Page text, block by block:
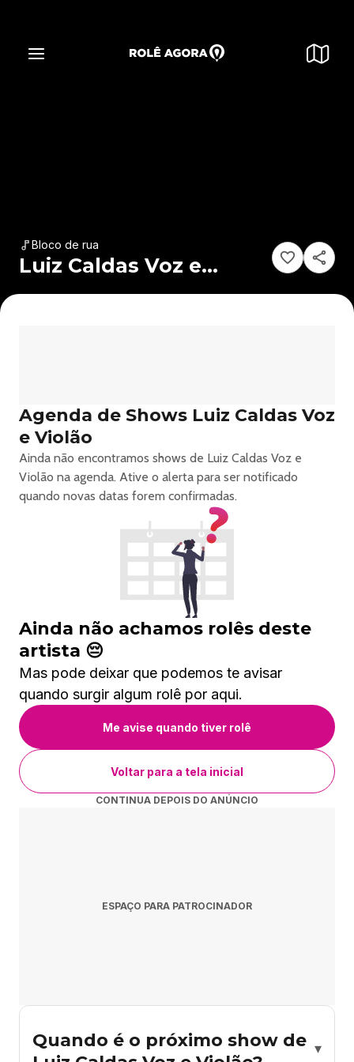
Bloco de rua
Luiz Caldas Voz e
Violão
Agenda de Shows Luiz Caldas Voz
e Violão
Ainda não encontramos shows de Luiz Caldas Voz e
Violão na agenda. Ative o alerta para ser notificado
quando novas datas forem confirmadas.
Ainda não achamos rolês deste
artista 😔
Mas pode deixar que podemos te avisar
quando surgir algum rolê por aqui.
Me avise quando tiver rolê
Voltar para a tela inicial
CONTINUA DEPOIS DO ANÚNCIO
ESPAÇO PARA PATROCINADOR
Quando é o próximo show de ▾